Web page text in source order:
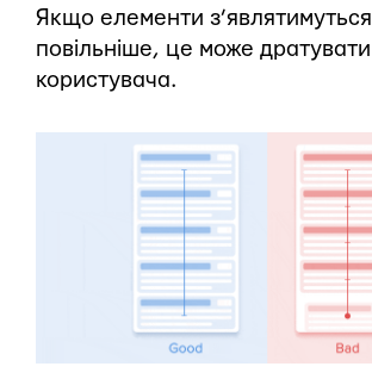
Якщо елементи з’являтимуться
повільніше, це може дратувати
користувача.